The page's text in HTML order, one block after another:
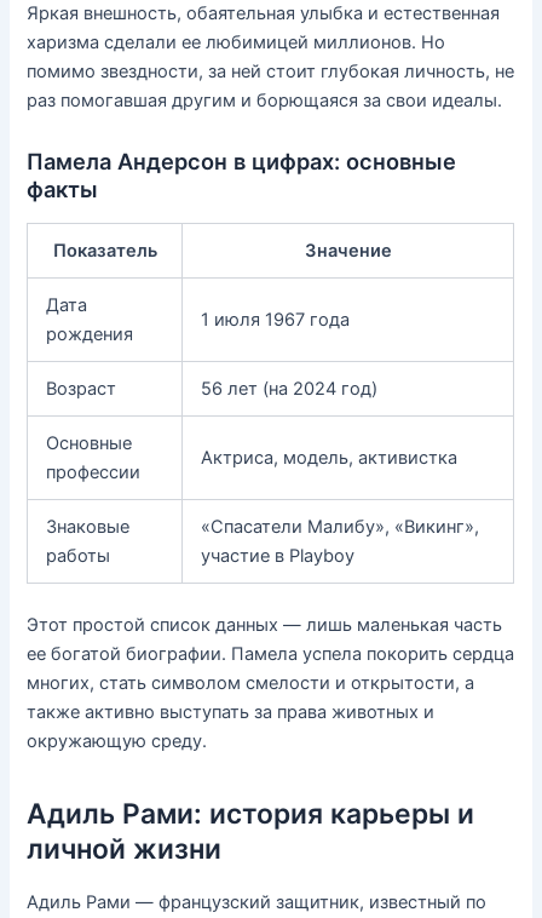
Яркая внешность, обаятельная улыбка и естественная
харизма сделали ее любимицей миллионов. Но
помимо звездности, за ней стоит глубокая личность, не
раз помогавшая другим и борющаяся за свои идеалы.
Памела Андерсон в цифрах: основные
факты
Показатель Значение
Дата
рождения
1 июля 1967 года
Возраст 56 лет (на 2024 год)
Основные
профессии
Актриса, модель, активистка
Знаковые
работы
«Спасатели Малибу», «Викинг»,
участие в Playboy
Этот простой список данных — лишь маленькая часть
ее богатой биографии. Памела успела покорить сердца
многих, стать символом смелости и открытости, а
также активно выступать за права животных и
окружающую среду.
Адиль Рами: история карьеры и
личной жизни
Адиль Рами — французский защитник, известный по